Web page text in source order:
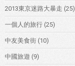
2013東京迷路大暴走 (25)
一個人的旅行 (25)
中友美食街 (10)
中國旅遊 (9)